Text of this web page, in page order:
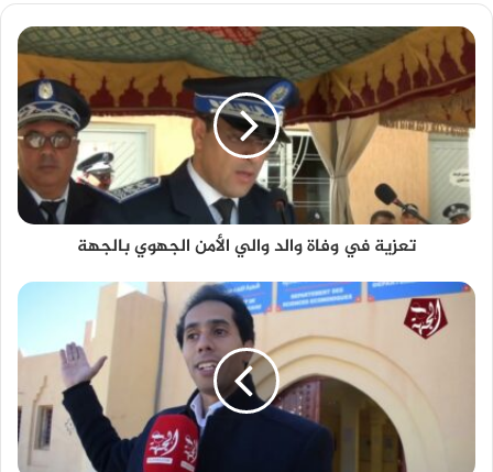
تعزية في وفاة والد والي الأمن الجهوي بالجهة